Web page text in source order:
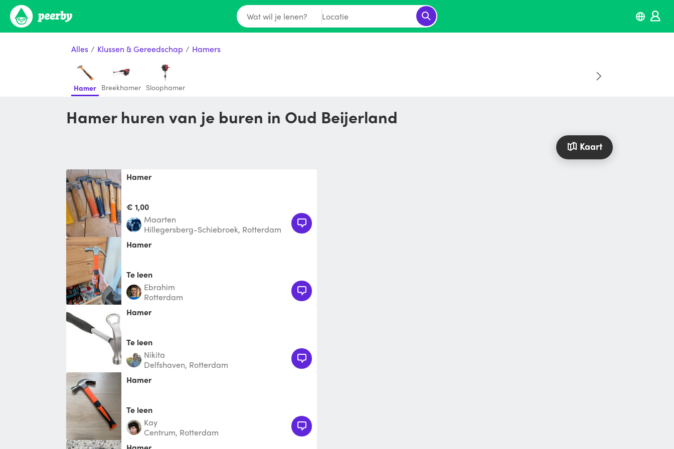
Wat wil je lenen? Locatie
Alles / Klussen & Gereedschap / Hamers
Hamer Breekhamer Sloophamer
Hamer huren van je buren in Oud Beijerland
Kaart
Hamer
€ 1,00
Maarten
Hillegersberg-Schiebroek, Rotterdam
Hamer
Te leen
Ebrahim
Rotterdam
Hamer
Te leen
nikita
Delfshaven, Rotterdam
Hamer
Te leen
Kay
Centrum, Rotterdam